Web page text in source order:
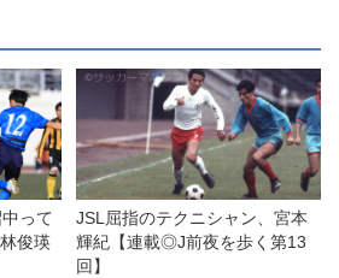
って
俊瑛
JSL屈指のテクニシャン、宮本
輝紀【連載◎J前夜を歩く第13
回】